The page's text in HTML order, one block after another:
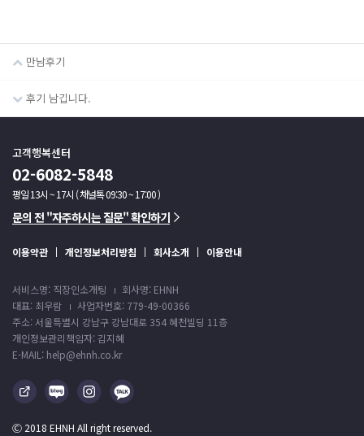
만남후기
후기 남깁니다.
고객행복센터
02-6082-5848
평일 13시 ~ 17시 ( 채널톡 09:30 ~ 17:00 )
문의 전 "자주하시는 질문" 확인하기
이용약관 개인정보처리방침 회사소개 이용안내
서비스명: 직장인소개팅
회사명: EHNH
대표: 최우람
사업자번호: 779-49-00366
주소: 서울특별시 강남구 강남대로 354 혜천빌딩 11층
개인정보관리책임자: 김지혜
E-MAIL: help@ehnh.co.kr
Ⓒ 2018 EHNH All right reserved.